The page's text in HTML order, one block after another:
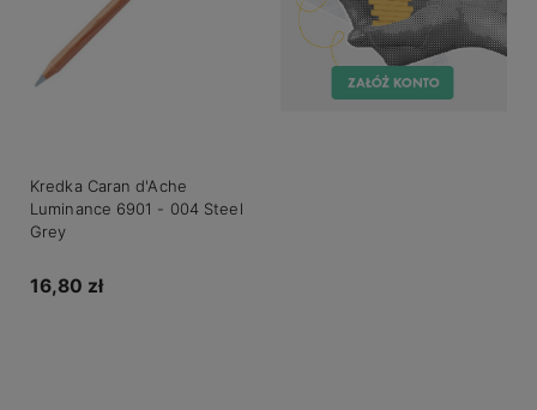
Kredka Caran d'Ache
Luminance 6901 - 004 Steel
Grey
16,80 zł